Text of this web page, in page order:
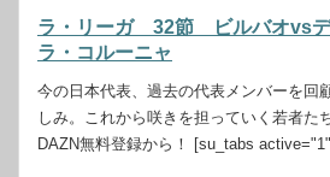
ラ・リーガ 32節 ビルバオvsデ
ラ・コルーニャ
今の日本代表、過去の代表メンバーを回
しみ。これから咲きを担っていく若者た
DAZN無料登録から！ [su_tabs